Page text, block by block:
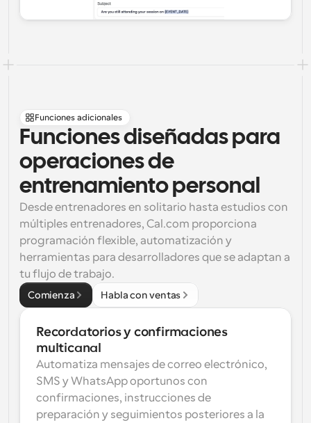
Funciones adicionales
Funciones diseñadas para
operaciones de
entrenamiento personal
Desde entrenadores en solitario hasta estudios con
múltiples entrenadores, Cal.com proporciona
programación flexible, automatización y
herramientas para desarrolladores que se adaptan a
tu flujo de trabajo.
Comienza Habla con ventas
Recordatorios y confirmaciones
multicanal
Automatiza mensajes de correo electrónico,
SMS y WhatsApp oportunos con
confirmaciones, instrucciones de
preparación y seguimientos posteriores a la